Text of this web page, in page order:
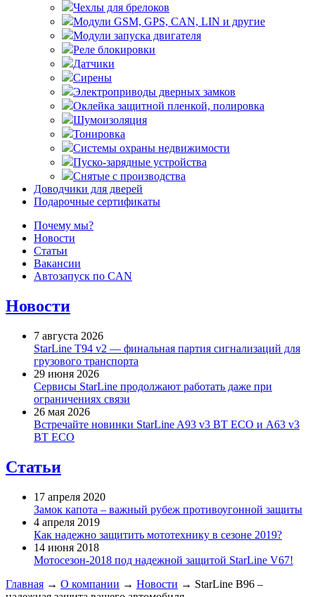
Чехлы для брелоков
Модули GSM, GPS, CAN, LIN и другие
Модули запуска двигателя
Реле блокировки
Датчики
Сирены
Электроприводы дверных замков
Оклейка защитной пленкой, полировка
Шумоизоляция
Тонировка
Системы охраны недвижимости
Пуско-зарядные устройства
Снятые с производства
Доводчики для дверей
Подарочные сертификаты
Почему мы?
Новости
Статьи
Вакансии
Автозапуск по CAN
Новости
7 августа 2026
StarLine T94 v2 — финальная партия сигнализаций для
грузового транспорта
29 июня 2026
Сервисы StarLine продолжают работать даже при
ограничениях связи
26 мая 2026
Встречайте новинки StarLine A93 v3 BT ECO и A63 v3
BT ECO
Статьи
17 апреля 2020
Замок капота – важный рубеж противоугонной защиты
4 апреля 2019
Как надежно защитить мототехнику в сезоне 2019?
14 июня 2018
Мотосезон-2018 под надежной защитой StarLine V67!
Главная → О компании → Новости → StarLine B96 –